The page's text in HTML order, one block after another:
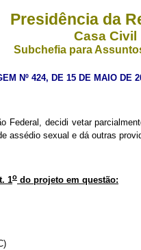
Presidência da
Casa Civil
Subchefia para
Nº 424, DE 15 DE MAIO DE
Federal, decidi vetar
assédio sexual e dá outras
1o do projeto em questão: